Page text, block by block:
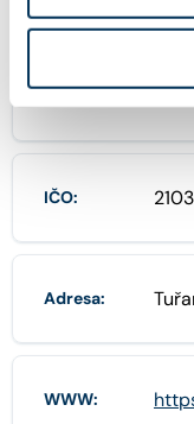
FIRMA
Název:
IČO:
Adresa:
WWW: